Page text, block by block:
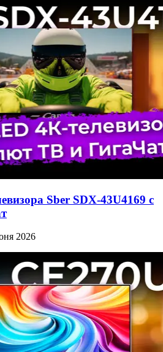
Sber SDX-43U4169 с
2026